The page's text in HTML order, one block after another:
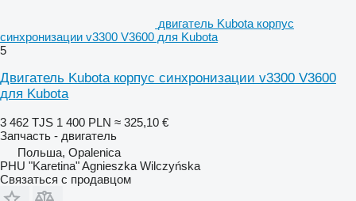
двигатель Kubota корпус
синхронизации v3300 V3600 для Kubota
5
Двигатель Kubota корпус синхронизации v3300 V3600
для Kubota
3 462 TJS 1 400 PLN ≈ 325,10 €
Запчасть - двигатель
Польша, Opalenica
PHU "Karetina" Agnieszka Wilczyńska
Связаться с продавцом